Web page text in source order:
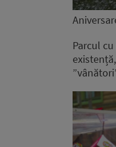
Parcul